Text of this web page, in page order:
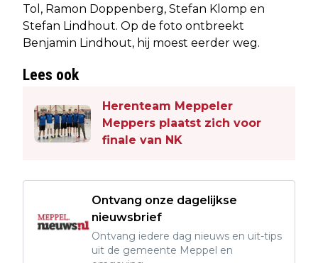
Tol, Ramon Doppenberg, Stefan Klomp en
Stefan Lindhout. Op de foto ontbreekt
Benjamin Lindhout, hij moest eerder weg.
Lees ook
Herenteam Meppeler
Meppers plaatst zich voor
finale van NK
Ontvang onze dagelijkse
nieuwsbrief
Ontvang iedere dag nieuws en uit-tips
uit de gemeente Meppel en